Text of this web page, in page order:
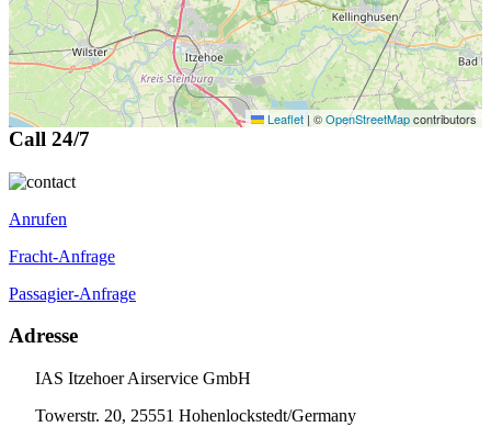
Leaflet | ©OpenStreetMapcontributors
Call 24/7
Anrufen
Fracht-Anfrage
Passagier-Anfrage
Adresse
IAS Itzehoer Airservice GmbH
Towerstr. 20, 25551 Hohenlockstedt/Germany